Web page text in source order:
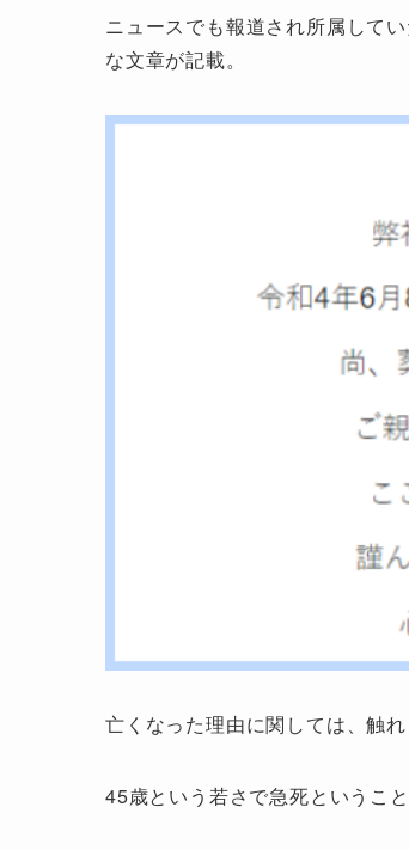
ニュースでも報道され所属して
な文章が記載。
亡くなった理由に関しては、触
45歳という若さで急死というこ